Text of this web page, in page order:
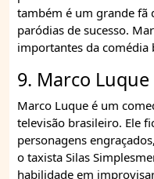
também é um grande fã
paródias de sucesso.
importantes da comédia
9. Marco Luque
Marco Luque é um
televisão brasileiro. Ele
personagens
o taxista Silas
habilidade em